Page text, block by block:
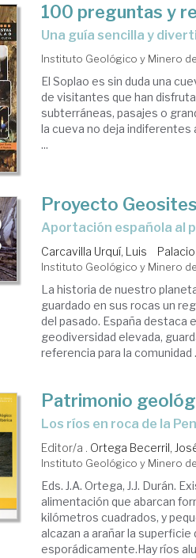
100 preguntas y
una guía sencilla y
Instituto Geológico y Minero de
El Soplao es sin duda una
de visitantes que han
subterráneas, pasajes o
la cueva no deja indiferentes
...
Proyecto Geosites
aportación española al
Carcavilla Urquí, Luis
Instituto Geológico y Minero de
La historia de nuestro
guardado en sus rocas un
del pasado. España destaca
geodiversidad elevada,
referencia para la comunidad
Patrimonio
los ríos en roca de la
Editor/a . Ortega Becerril,
Instituto Geológico y Minero
Eds. J.A. Ortega, J.J. Durán.
alimentación que abarcan
kilómetros cuadrados, y
alcazan a arañar la
esporádicamente.Hay ríos